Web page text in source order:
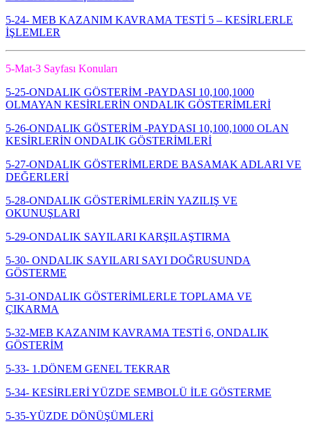
5-24- MEB KAZANIM KAVRAMA TESTİ 5 – KESİRLERLE
İŞLEMLER
5-Mat-3 Sayfası Konuları
5-25-ONDALIK GÖSTERİM -PAYDASI 10,100,1000
OLMAYAN KESİRLERİN ONDALIK GÖSTERİMLERİ
5-26-ONDALIK GÖSTERİM -PAYDASI 10,100,1000 OLAN
KESİRLERİN ONDALIK GÖSTERİMLERİ
5-27-ONDALIK GÖSTERİMLERDE BASAMAK ADLARI VE
DEĞERLERİ
5-28-ONDALIK GÖSTERİMLERİN YAZILIŞ VE
OKUNUŞLARI
5-29-ONDALIK SAYILARI KARŞILAŞTIRMA
5-30- ONDALIK SAYILARI SAYI DOĞRUSUNDA
GÖSTERME
5-31-ONDALIK GÖSTERİMLERLE TOPLAMA VE
ÇIKARMA
5-32-MEB KAZANIM KAVRAMA TESTİ 6, ONDALIK
GÖSTERİM
5-33- 1.DÖNEM GENEL TEKRAR
5-34- KESİRLERİ YÜZDE SEMBOLÜ İLE GÖSTERME
5-35-YÜZDE DÖNÜŞÜMLERİ